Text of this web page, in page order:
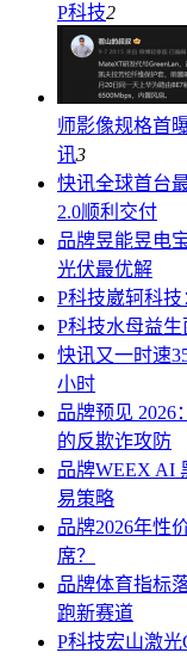
P科技2
师影像规格首
讯3
快讯全球首台
2.0顺利交付
品牌昱能昱电
光伏最优解
P科技崴轲科
P科技水母益生
快讯又一时速
小时
品牌预见 2026
的反欺诈攻防
品牌WEEX AI
易策略
品牌2026年性
席？
品牌体育指标
跑新赛道
P科技宏山激光